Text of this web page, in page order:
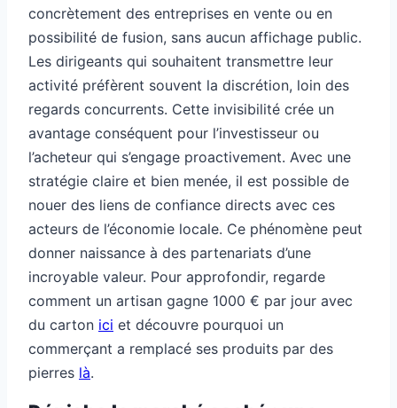
concrètement des entreprises en vente ou en
possibilité de fusion, sans aucun affichage public.
Les dirigeants qui souhaitent transmettre leur
activité préfèrent souvent la discrétion, loin des
regards concurrents. Cette invisibilité crée un
avantage conséquent pour l’investisseur ou
l’acheteur qui s’engage proactivement. Avec une
stratégie claire et bien menée, il est possible de
nouer des liens de confiance directs avec ces
acteurs de l’économie locale. Ce phénomène peut
donner naissance à des partenariats d’une
incroyable valeur. Pour approfondir, regarde
comment un artisan gagne 1000 € par jour avec
du carton ici et découvre pourquoi un
commerçant a remplacé ses produits par des
pierres là.